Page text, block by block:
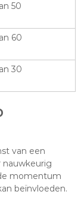
50
60
30
van een
nauwkeurig
momentum
beïnvloeden.